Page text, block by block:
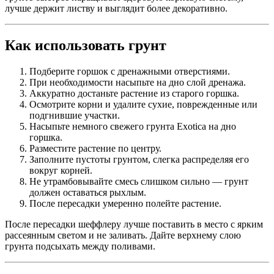
лучше держит листву и выглядит более декоративно.
Как использовать грунт
Подберите горшок с дренажными отверстиями.
При необходимости насыпьте на дно слой дренажа.
Аккуратно достаньте растение из старого горшка.
Осмотрите корни и удалите сухие, поврежденные или
подгнившие участки.
Насыпьте немного свежего грунта Exotica на дно
горшка.
Разместите растение по центру.
Заполните пустоты грунтом, слегка распределяя его
вокруг корней.
Не утрамбовывайте смесь слишком сильно — грунт
должен оставаться рыхлым.
После пересадки умеренно полейте растение.
После пересадки шеффлеру лучше поставить в место с ярким
рассеянным светом и не заливать. Дайте верхнему слою
грунта подсыхать между поливами.